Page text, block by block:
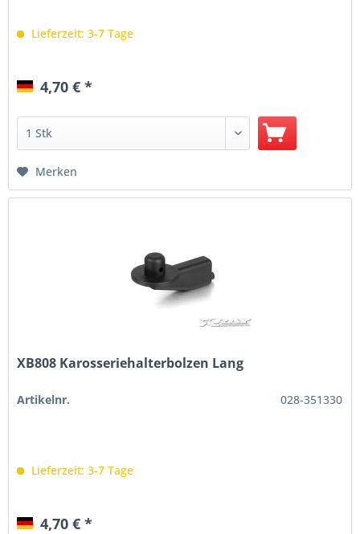
Lieferzeit: 3-7 Tage
4,70 € *
Merken
XB808 Karosseriehalterbolzen Lang
Artikelnr. 028-351330
Lieferzeit: 3-7 Tage
4,70 € *